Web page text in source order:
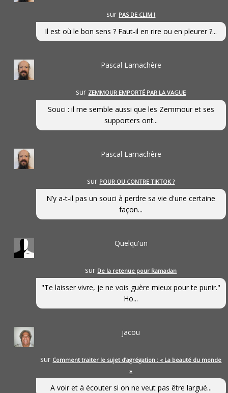
sur PAS DE CLIM !
Il est où le bon sens ? Faut-il en rire ou en pleurer ?...
Pascal Lamachère
sur ZEMMOUR EMPORTÉ PAR LA VAGUE
Souci : il me semble aussi que les Zemmour et ses
supporters ont...
Pascal Lamachère
sur POUR OU CONTRE TIKTOK ?
N’y a-t-il pas un souci à perdre sa vie d'une certaine
façon...
Quelqu'un
sur De la retenue pour Ramadan
"Te laisser vivre, je ne vois guère mieux pour te punir."
Ho...
jacou
sur Comment traiter le sujet d’agrégation : « La beauté du monde
»
A voir et à écouter si on ne veut pas être largué...